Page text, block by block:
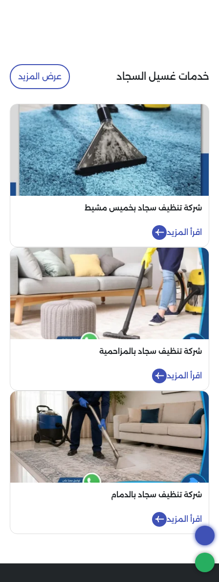
خدمات غسيل السجاد عرض المزيد
شركة تنظيف سجاد بخميس مشيط
اقرأ المزيد
شركة تنظيف سجاد بالمزاحمية
اقرأ المزيد
شركة تنظيف سجاد بالدمام
اقرأ المزيد